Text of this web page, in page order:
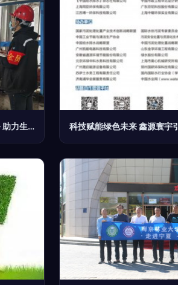
杜尔伯特县应急管理局开展安全生产专项服务 助力生物质能技术推广